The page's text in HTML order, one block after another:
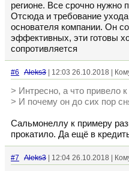
регионе. Все срочно нужно
Отсюда и требование
основателя компании. Он
эффективных, эти готовы
сопротивляется
#6 Aleks3 | 12:03 26.10.2018 |
> Интресно, а что привело
> И почему он до сих пор
Сальмонеллу к примеру
прокатило. Да ещё в
#7 Aleks3 | 12:04 26.10.2018 |